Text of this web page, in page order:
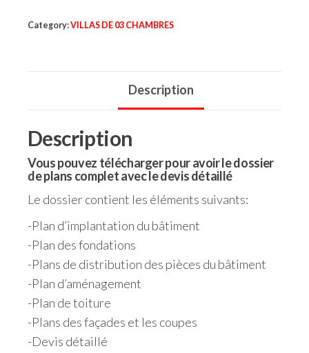
Category:VILLAS DE 03 CHAMBRES
Description
Description
Vous pouvez télécharger pour avoir le dossier
de plans complet avec le devis détaillé
Le dossier contient les éléments suivants:
-Plan d’implantation du bâtiment
-Plan des fondations
-Plans de distribution des pièces du bâtiment
-Plan d’aménagement
-Plan de toiture
-Plans des façades et les coupes
-Devis détaillé